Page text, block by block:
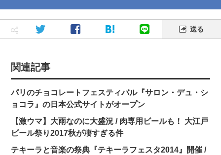
送る
関連記事
パリのチョコレートフェスティバル『サロン・デュ・シ
ョコラ』の日本公式サイトがオープン
【激ウマ】大雨なのに大盛況 / 肉専用ビールも！ 大江戸
ビール祭り2017秋が凄すぎる件
テキーラと音楽の祭典『テキーラフェスタ2014』開催 /